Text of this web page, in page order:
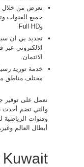
نعرض من خلال
وFull HD
تجديد بي ان
الالكتروني عبر
الائتمان.
خدمة توريد
مختلف مناطق
نعمل على توفير
والتي تضم أحدث
وقنوات الرياضية
أبطال العالم